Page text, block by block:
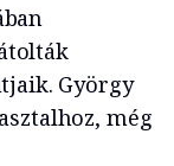
György
még